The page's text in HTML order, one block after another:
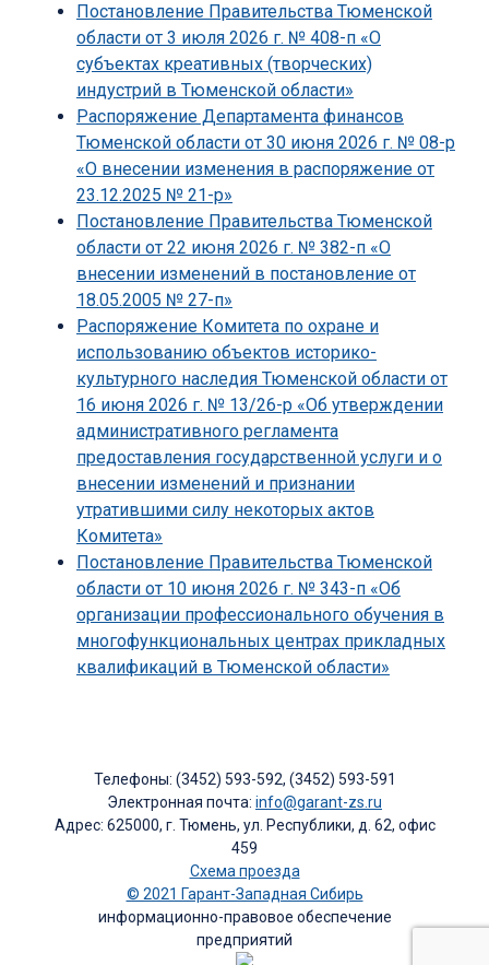
Постановление Правительства Тюменской
области от 3 июля 2026 г. № 408-п «О
субъектах креативных (творческих)
индустрий в Тюменской области»
Распоряжение Департамента финансов
Тюменской области от 30 июня 2026 г. № 08-р
«О внесении изменения в распоряжение от
23.12.2025 № 21-р»
Постановление Правительства Тюменской
области от 22 июня 2026 г. № 382-п «О
внесении изменений в постановление от
18.05.2005 № 27-п»
Распоряжение Комитета по охране и
использованию объектов историко-
культурного наследия Тюменской области от
16 июня 2026 г. № 13/26-р «Об утверждении
административного регламента
предоставления государственной услуги и о
внесении изменений и признании
утратившими силу некоторых актов
Комитета»
Постановление Правительства Тюменской
области от 10 июня 2026 г. № 343-п «Об
организации профессионального обучения в
многофункциональных центрах прикладных
квалификаций в Тюменской области»
Телефоны: (3452) 593-592, (3452) 593-591
Электронная почта: info@garant-zs.ru
Адрес: 625000, г. Тюмень, ул. Республики, д. 62, офис
459
Схема проезда
© 2021 Гарант-Западная Сибирь
информационно-правовое обеспечение
предприятий